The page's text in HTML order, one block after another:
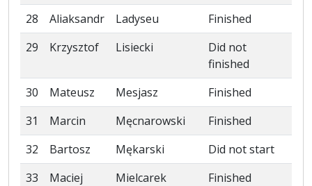
28
Aliaksandr Ladyseu
Finished
29
Krzysztof Lisiecki
Did not
finished
30
Mateusz Mesjasz
Finished
31
Marcin Męcnarowski
Finished
32
Bartosz Mękarski
Did not start
33
Maciej Mielcarek
Finished